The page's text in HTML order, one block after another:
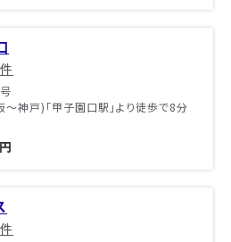
神戸)「甲子園口駅」より徒歩で8分